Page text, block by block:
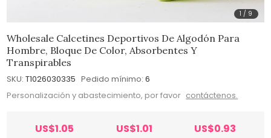
1 / 9
Wholesale Calcetines Deportivos De Algodón Para
Hombre, Bloque De Color, Absorbentes Y
Transpirables
SKU: T1026030335 Pedido mínimo: 6
Personalización y abastecimiento, por favor contáctenos.
US$1.05 US$1.01 US$0.93